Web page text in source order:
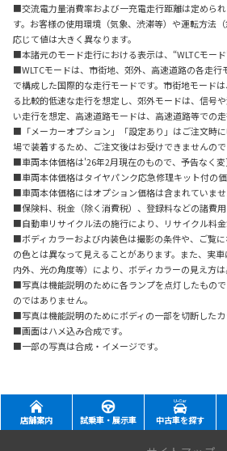
■交流電力量消費率および一充電走行距離は定めら
す。お客様の使用環境（気象、渋滞等）や運転方法
応じて値は大きく異なります。
■本諸元のモード走行における表示は、“WLTCモード
■WLTCモードは、市街地、郊外、高速道路の各走行
で構成した国際的な走行モードです。市街地モード
る比較的低速な走行を想定し、郊外モードは、信号
い走行を想定、高速道路モードは、高速道路等での走
■「メーカーオプション」「設定あり」はご注文時
場で装着するため、ご注文後はお受けできませんので
■車両本体価格は'26年2月現在のもので、予告なく変
■車両本体価格はタイヤパンク応急修理キット付の価
■車両本体価格にはオプション価格は含まれていませ
■保険料、税金（除く消費税）、登録料などの諸費用
■自動車リサイクル法の施行により、リサイクル料金
■ボディカラーおよび内装色は撮影の条件や、ご覧
の色とは異なって見えることがあります。また、実
内外、光の角度等）により、ボディカラーの見え方は
■写真は機能説明のために各ランプを点灯したもの
のではありません。
■写真は機能説明のためにボディの一部を切断したカ
■画面はハメ込み合成です。
■一部の写真は合成・イメージです。
店舗案内 試乗車・展示車 中古車を探す